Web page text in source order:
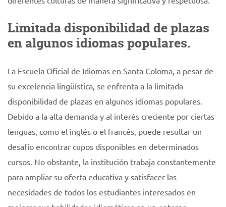
Limitada disponibilidad de plazas
en algunos idiomas populares.
La Escuela Oficial de Idiomas en Santa Coloma, a pesar de
su excelencia lingüística, se enfrenta a la limitada
disponibilidad de plazas en algunos idiomas populares.
Debido a la alta demanda y al interés creciente por ciertas
lenguas, como el inglés o el francés, puede resultar un
desafío encontrar cupos disponibles en determinados
cursos. No obstante, la institución trabaja constantemente
para ampliar su oferta educativa y satisfacer las
necesidades de todos los estudiantes interesados en